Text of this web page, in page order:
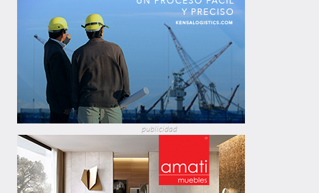
publicidad